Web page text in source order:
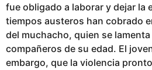
fue obligado a laborar y dejar la
tiempos austeros han cobrado
del muchacho, quien se
compañeros de su edad. El
embargo, que la violencia